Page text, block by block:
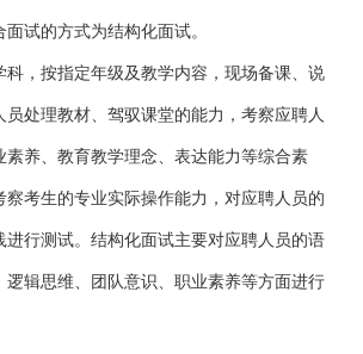
试的方式为结构化面试。
科，按指定年级及教学内容，现场备课、说
处理教材、驾驭课堂的能力，考察应聘人
素养、教育教学理念、表达能力等综合素
察考生的专业实际操作能力，对应聘人员的
进行测试。结构化面试主要对应聘人员的语
逻辑思维、团队意识、职业素养等方面进行